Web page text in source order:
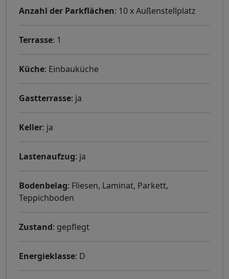
Anzahl der Parkflächen: 10 x Außenstellplatz
Terrasse: 1
Küche: Einbauküche
Gastterrasse: ja
Keller: ja
Lastenaufzug: ja
Bodenbelag: Fliesen, Laminat, Parkett,
Teppichboden
Zustand: gepflegt
Energieklasse: D